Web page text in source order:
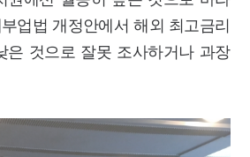
업법 개정안에서 해외 최고금리
은 것으로 잘못 조사하거나 과장